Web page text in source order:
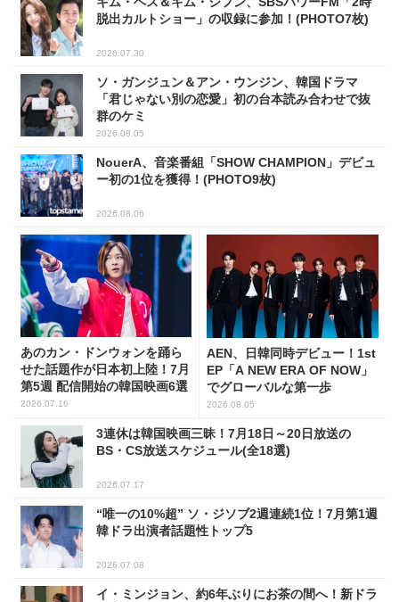
脱出カルトショー」の収録に参加！(PHOTO7枚)
2026.07.30
ソ・ガンジュン＆アン・ウンジン、韓国ドラマ
「君じゃない別の恋愛」初の台本読み合わせで抜
群のケミ
2026.08.05
NouerA、音楽番組「SHOW CHAMPION」デビュ
ー初の1位を獲得！(PHOTO9枚)
2026.08.06
あのカン・ドンウォンを踊ら
せた話題作が日本初上陸！7月
第5週 配信開始の韓国映画6選
2026.07.16
AEN、日韓同時デビュー！1st
EP「A NEW ERA OF NOW」
でグローバルな第一歩
2026.08.05
3連休は韓国映画三昧！7月18日～20日放送の
BS・CS放送スケジュール(全18選)
2026.07.17
“唯一の10%超” ソ・ジソブ2週連続1位！7月第1週
韓ドラ出演者話題性トップ5
2026.07.08
イ・ミンジョン、約6年ぶりにお茶の間へ！新ドラ